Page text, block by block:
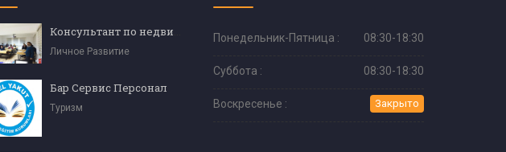
Личное Развитие
Бар Сервис Персонал
Туризм
Понедельник-Пятница : 08:30-18:30
Суббота : 08:30-18:30
Воскресенье : Закрыто